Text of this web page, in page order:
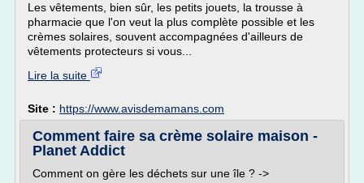
Les vêtements, bien sûr, les petits jouets, la trousse à
pharmacie que l'on veut la plus complète possible et les
crèmes solaires, souvent accompagnées d'ailleurs de
vêtements protecteurs si vous...
Lire la suite
Site : https://www.avisdemamans.com
Comment faire sa crème solaire maison -
Planet Addict
Comment on gère les déchets sur une île ? ->